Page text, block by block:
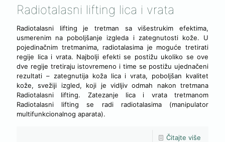
Radiotalasni lifting lica i vrata
Radiotalasni lifting je tretman sa višestrukim efektima,
usmerenim na poboljšanje izgleda i zategnutosti kože. U
pojedinačnim tretmanima, radiotalasima je moguće tretirati
regije lica i vrata. Najbolji efekti se postižu ukoliko se ove
dve regije tretiraju istovremeno i time se postižu ujednačeni
rezultati – zategnutija koža lica i vrata, poboljšan kvalitet
kože, svežiji izgled, koji je vidljiv odmah nakon tretmana
Radiotalasni lifting. Zatezanje lica i vrata tretmanom
Radiotalasni lifting se radi radiotalasima (manipulator
multifunkcionalnog aparata).
Čitajte više